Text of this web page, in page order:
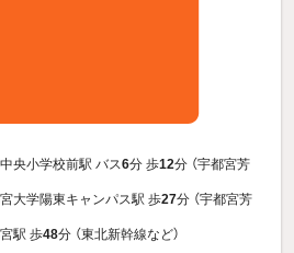
央小学校前駅 バス6分 歩12分 （宇都宮芳
大学陽東キャンパス駅 歩27分 （宇都宮芳
駅 歩48分 （東北新幹線など）